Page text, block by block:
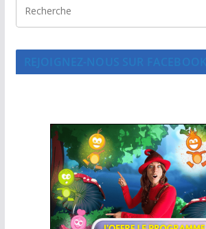
REJOIGNEZ-NOUS SUR FACEBOOK !